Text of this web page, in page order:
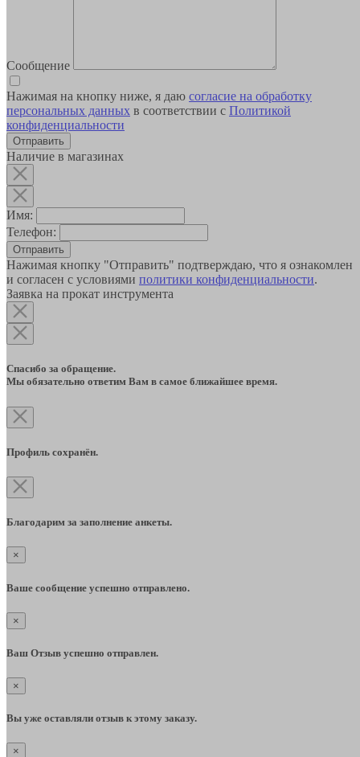
Сообщение
Нажимая на кнопку ниже, я даю согласие на обработку
персональных данных в соответствии с Политикой
конфиденциальности
Наличие в магазинах
Имя:
Телефон:
Отправить
Нажимая кнопку "Отправить" подтверждаю, что я ознакомлен
и согласен с условиями политики конфиденциальности.
Заявка на прокат инструмента
Спасибо за обращение.
Мы обязательно ответим Вам в самое ближайшее время.
Профиль сохранён.
Благодарим за заполнение анкеты.
×
Ваше сообщение успешно отправлено.
×
Ваш Отзыв успешно отправлен.
×
Вы уже оставляли отзыв к этому заказу.
×